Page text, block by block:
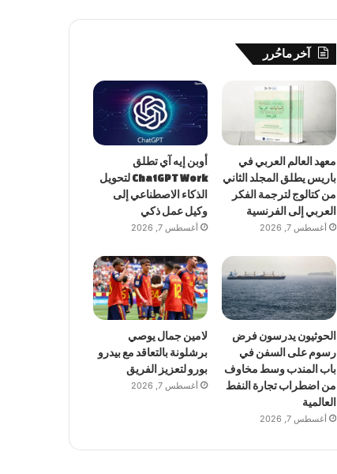
آخر ماحُرر
معهد العالم العربي في
باريس يطلق المجلد الثاني
من كتالوج لترجمة الفكر
العربي إلى الفرنسية
أغسطس 7, 2026
أوبن إيه آي تطلق
ChatGPT Work لتحويل
الذكاء الاصطناعي إلى
وكيل عمل ذكي
أغسطس 7, 2026
الحوثيون يدرسون فرض
رسوم على السفن في
باب المندب وسط مخاوف
من اضطراب تجارة النفط
العالمية
أغسطس 7, 2026
لامين جمال يوصي
برشلونة بالتعاقد مع بيدرو
بورو لتعزيز الفريق
أغسطس 7, 2026